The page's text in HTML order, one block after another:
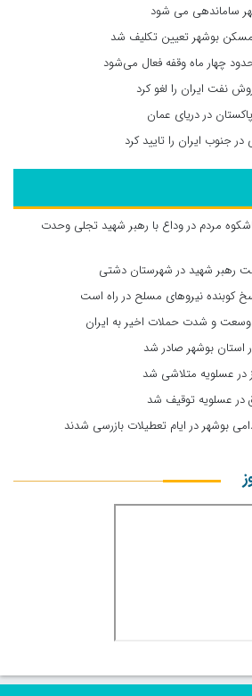
ساماندهی می‌ شود
بوشهر تعیین تکلیف شد
چهار ماه وقفه فعال می‌شود
نفت ایران را لغو کرد
در دریای عمان
جنوب ایران را تایید کرد
مردم در وداع با رهبر شهید تجلی وحدت
رهبر شهید در شهرستان دشتی
کوبنده نیروهای مسلح در راه است
وسعت و شدت حملات اخیر به ایران
بوشهر صادر شد
در عسلویه توقیف شد
بوشهر در ایام تعطیلات بازرسی شدند